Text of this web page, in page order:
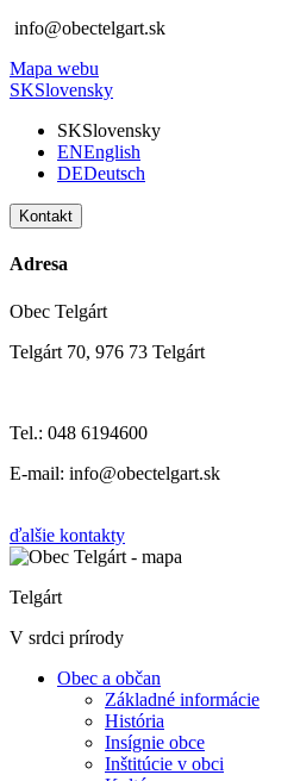
info@obectelgart.sk
Mapa webu
SKSlovensky
SKSlovensky
ENEnglish
DEDeutsch
Kontakt
Adresa
Obec Telgárt
Telgárt 70, 976 73 Telgárt
Tel.: 048 6194600
E-mail: info@obectelgart.sk
ďalšie kontakty
Telgárt
V srdci prírody
Obec a občan
Základné informácie
História
Insígnie obce
Inštitúcie v obci